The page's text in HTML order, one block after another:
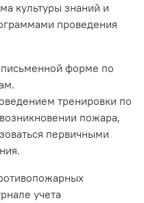
культуры знаний и
проведения
форме по
тренировки по
пожара,
первичными
учета